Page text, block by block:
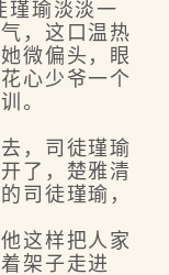
瑾瑜淡淡一
，这口温热
微偏头，眼
心少爷一个
。
，司徒瑾瑜
了，楚雅清
司徒瑾瑜，
这样把人家
架子走进